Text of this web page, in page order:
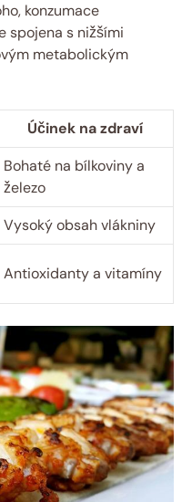
konzumace
spojena s nižšími
metabolickým
Účinek na zdraví
Bohaté na bílkoviny a
železo
Vysoký obsah vlákniny
Antioxidanty a vitamíny